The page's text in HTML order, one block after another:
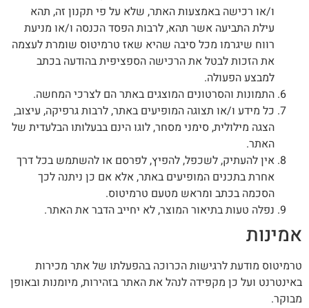
ו/או רכישה באמצעות האתר, שלא על פי תקנון זה, תהא
עילת התביעה אשר תהא, לרבות הפסד הכנסה ו/או מניעת
רווח שיגרמו מכל סיבה שהיא שאז טרמיטוס שומרת לעצמה
את הזכות לבטל את הרכישה הספציפית בהודעה בכתב
למבצע הפעולה.
התמונות והסרטונים המוצגים באתר הם לצרכי המחשה.
כל מידע ו/או תצוגה המופיעים באתר, לרבות גרפיקה, עיצוב,
הצגה מילולית, סימני מסחר, לוגו הינם בבעלותו הבלעדית של
האתר.
אין להעתיק, לשכפל, להפיץ, לפרסם או להשתמש בכל דרך
אחרת בתכנים המופיעים באתר, אלא אם כן ניתנה לכך
הסכמה בכתב ומראש מטעם טרמיטוס.
נפלה טעות בתיאור המוצר, לא יחייב הדבר את האתר.
אמינות
טרמיטוס מודעת לרגישות הכרוכה בהפעלתו של אתר מכירות
באינטרנט ועל כן מקפידה לנהל את האתר בזהירות, מיומנות ובאופן
מבוקר.